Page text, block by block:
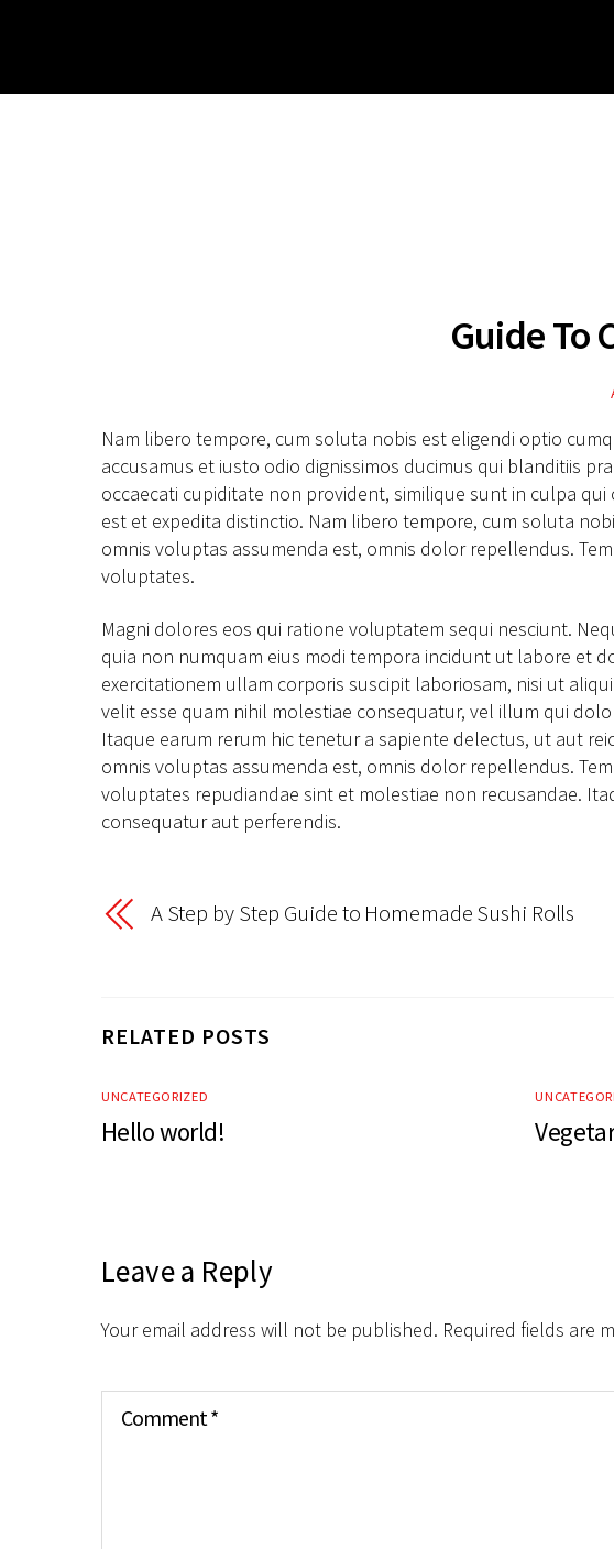
Guide To
Nam libero tempore, cum soluta nobis est eligendi optio
accusamus et iusto odio dignissimos ducimus qui blanditiis
occaecati cupiditate non provident, similique sunt in culpa
est et expedita distinctio. Nam libero tempore, cum soluta
omnis voluptas assumenda est, omnis dolor repellendus.
voluptates.
Magni dolores eos qui ratione voluptatem sequi nesciunt.
quia non numquam eius modi tempora incidunt ut labore et
exercitationem ullam corporis suscipit laboriosam, nisi ut
velit esse quam nihil molestiae consequatur, vel illum qui
Itaque earum rerum hic tenetur a sapiente delectus, ut aut
omnis voluptas assumenda est, omnis dolor repellendus.
voluptates repudiandae sint et molestiae non recusandae.
consequatur aut perferendis.
A Step by Step Guide to Homemade Sushi Rolls
RELATED POSTS
UNCATEGORIZED
Hello world!
Leave a Reply
Your email address will not be published. Required fields are
Comment*